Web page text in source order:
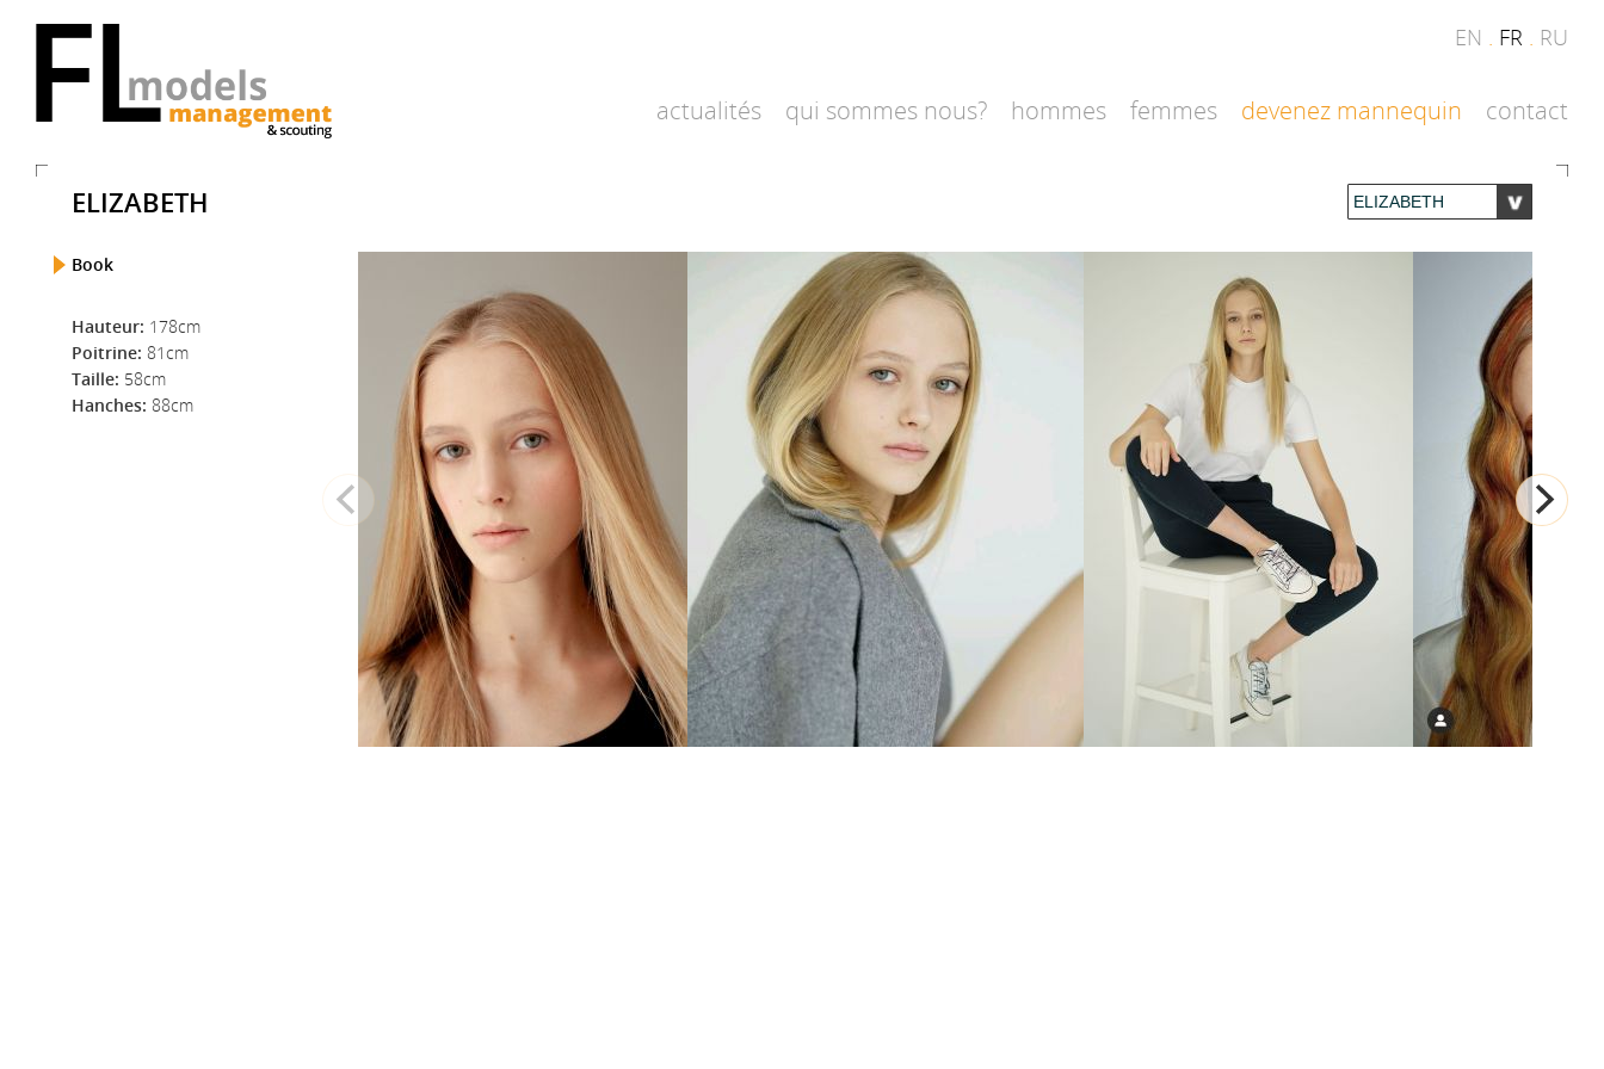
EN . FR . RU
actualités qui sommes nous? hommes femmes devenez mannequin contact
ELIZABETH
Book
Hauteur: 178cm
Poitrine: 81cm
Taille: 58cm
Hanches: 88cm